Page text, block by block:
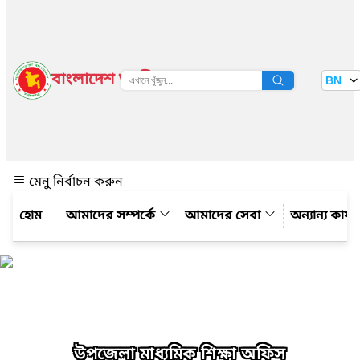
বাংলাদেশ জাতীয় তথ্য বাতায়ন BN
মেনু নির্বাচন করুন
আমাদের সম্পর্কে
আমাদের সেবা অন্যান্য
উপজেলা মাধ্যমিক শিক্ষা অফিস